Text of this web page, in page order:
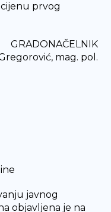
prvog
GRADONAČELNIK
mag. pol.
javnog
objavljena je na